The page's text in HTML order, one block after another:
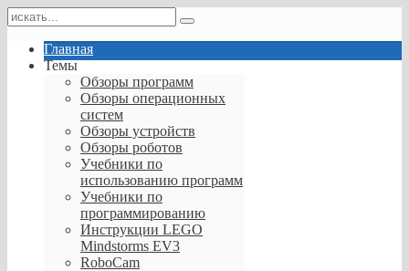
Главная
Темы
Обзоры программ
Обзоры операционных
систем
Обзоры устройств
Обзоры роботов
Учебники по
использованию программ
Учебники по
программированию
Инструкции LEGO
Mindstorms EV3
RoboCam